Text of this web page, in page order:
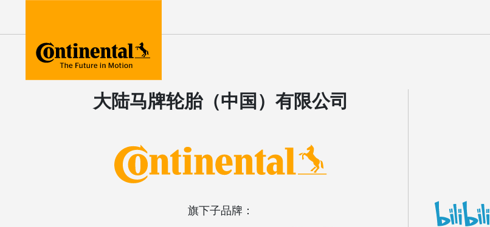
大陆马牌轮胎（中国）有限公司
旗下子品牌：